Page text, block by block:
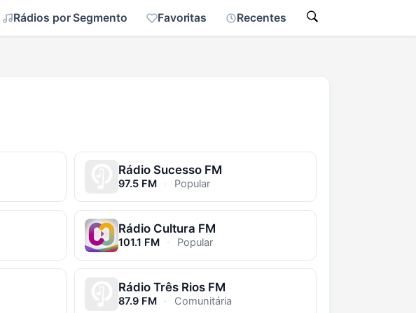
Rádios por Segmento Favoritas Recentes
Rádio Sucesso FM
97.5 FM · Popular
Rádio Cultura FM
101.1 FM · Popular
Rádio Três Rios FM
87.9 FM · Comunitária